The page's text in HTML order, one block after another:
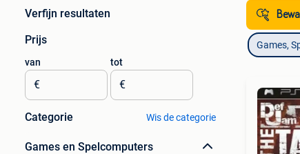
Verfijn resultaten
Prijs
van
€
tot
€
Categorie Wis de categorie
Games en Spelcomputers
Games,